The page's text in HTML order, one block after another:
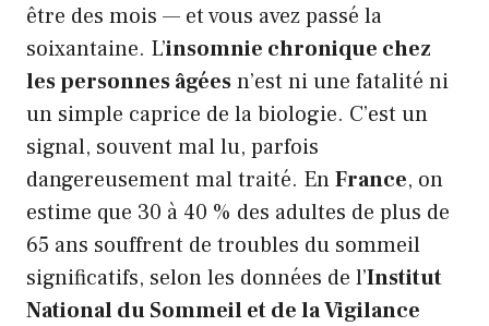
être des mois — et vous avez passé la
soixantaine. L’insomnie chronique chez
les personnes âgéesn’est ni une fatalité ni
un simple caprice de la biologie. C’est un
signal, souvent mal lu, parfois
dangereusement mal traité. EnFrance, on
estime que 30 à 40 % des adultes de plus de
65 ans souffrent de troubles du sommeil
significatifs, selon les données de l’Institut
National du Sommeil et de la Vigilance